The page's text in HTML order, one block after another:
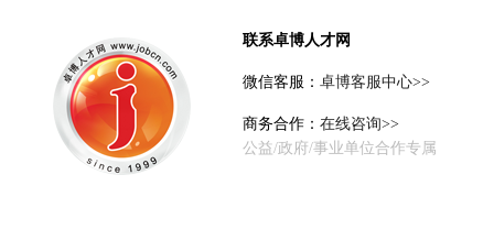
联系卓博人才网
微信客服： 卓博客服中心>>
商务合作： 在线咨询>>
公益/政府/事业单位合作专属